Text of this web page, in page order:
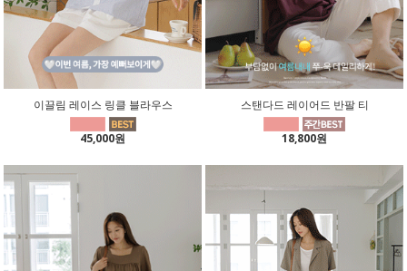
이끌림 레이스 링클 블라우스
45,000원
스탠다드 레이어드 반팔 티
18,800원